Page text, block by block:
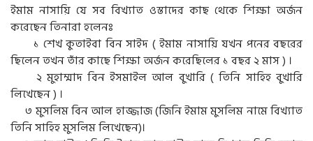
ইমাম নাসায়ি যে সব বিখ্যাত ওস্তাদের কাছ থেকে শিক্ষা অর্জন
করেছেন তিনারা হলেনঃ
১ শেখ কুতাইবা বিন সাইদ ( ইমাম নাসায়ি যখন পনের বছরের
ছিলেন তখন তাঁর কাছে শিক্ষা অর্জন করেছিলের ১ বছর ২ মাস ) ।
২ মুহাম্মাদ বিন ইসমাইল আল বুখারি ( তিনি সাহিহ বুখারি
লিখেছেন ) ।
৩ মুসলিম বিন আল হাজ্জাজ (জিনি ইমাম মুসলিম নামে বিখ্যাত
তিনি সাহিহ মুসলিম লিখেছেন)।